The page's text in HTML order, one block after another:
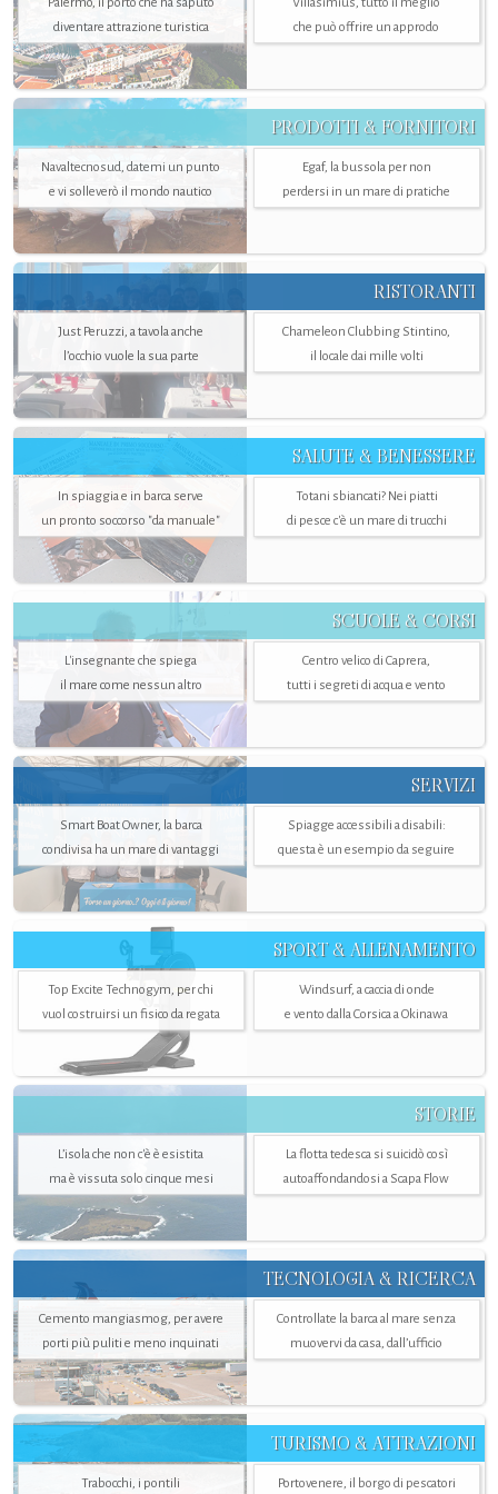
diventare attrazione turistica
che può offrire un approdo
PRODOTTI & FORNITORI
Navaltecnosud, datemi un punto
e vi solleverò il mondo nautico
Egaf, la bussola per non
perdersi in un mare di pratiche
RISTORANTI
Just Peruzzi, a tavola anche
l’occhio vuole la sua parte
Chameleon Clubbing Stintino,
il locale dai mille volti
SALUTE & BENESSERE
In spiaggia e in barca serve
un pronto soccorso "da manuale"
Totani sbiancati? Nei piatti
di pesce c'è un mare di trucchi
SCUOLE & CORSI
L'insegnante che spiega
il mare come nessun altro
Centro velico di Caprera,
tutti i segreti di acqua e vento
SERVIZI
Smart Boat Owner, la barca
condivisa ha un mare di vantaggi
Spiagge accessibili a disabili:
questa è un esempio da seguire
SPORT & ALLENAMENTO
Top Excite Technogym, per chi
vuol costruirsi un fisico da regata
Windsurf, a caccia di onde
e vento dalla Corsica a Okinawa
STORIE
L’isola che non c'è è esistita
ma è vissuta solo cinque mesi
La flotta tedesca si suicidò così
autoaffondandosi a Scapa Flow
TECNOLOGIA & RICERCA
Cemento mangiasmog, per avere
porti più puliti e meno inquinati
Controllate la barca al mare senza
muovervi da casa, dall’ufficio
TURISMO & ATTRAZIONI
Trabocchi, i pontili
Portovenere, il borgo di pescatori